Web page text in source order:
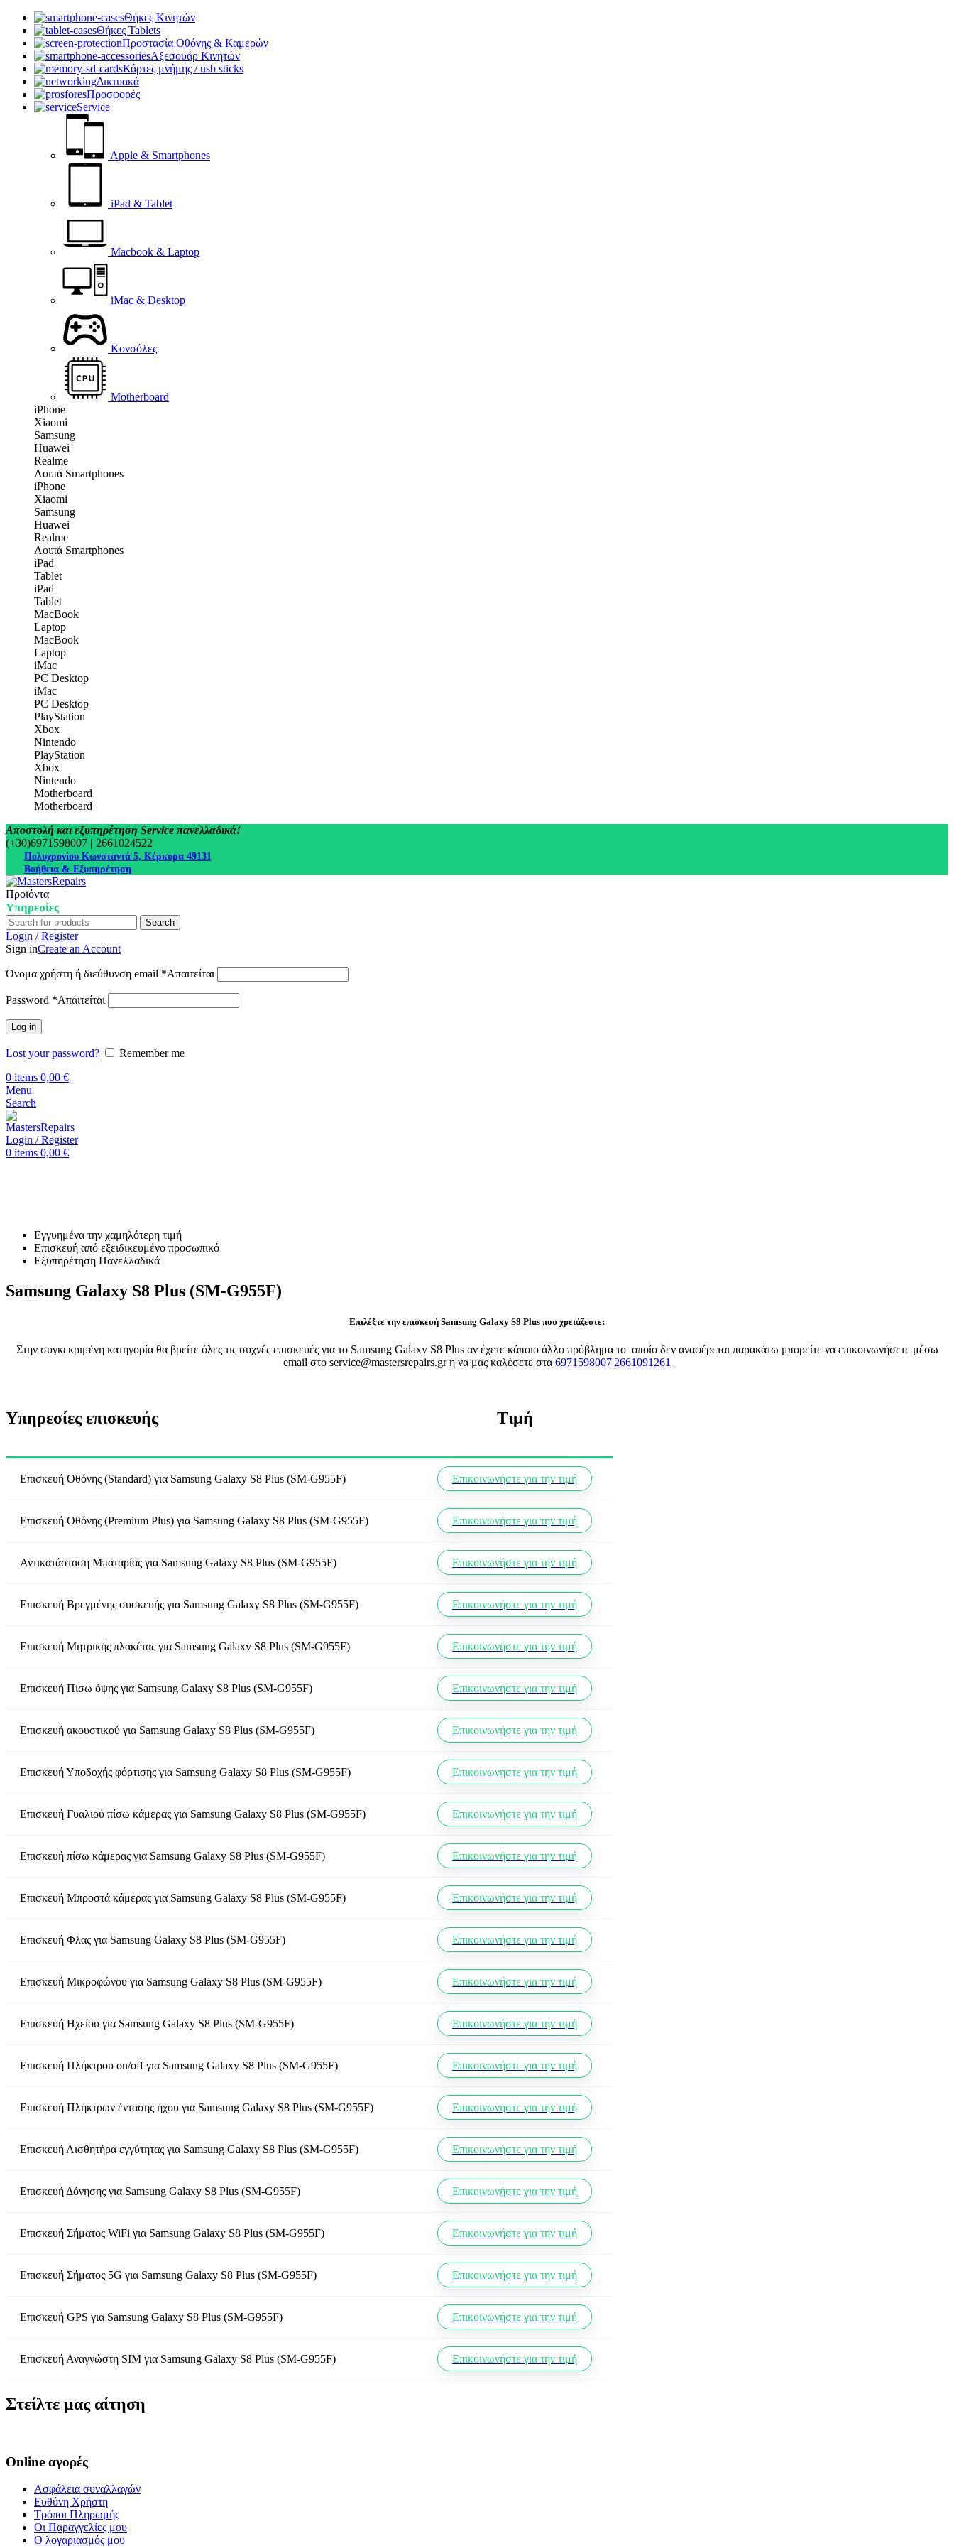
Θήκες Κινητών
Θήκες Tablets
Προστασία Οθόνης & Καμερών
Αξεσουάρ Κινητών
Κάρτες μνήμης / usb sticks
Δικτυακά
Προσφορές
Service
Apple & Smartphones
iPad & Tablet
Macbook & Laptop
iMac & Desktop
Κονσόλες
Motherboard
iPhone
Xiaomi
Samsung
Huawei
Realme
Λοιπά Smartphones
iPhone
Xiaomi
Samsung
Huawei
Realme
Λοιπά Smartphones
iPad
Tablet
iPad
Tablet
MacBook
Laptop
MacBook
Laptop
iMac
PC Desktop
iMac
PC Desktop
PlayStation
Xbox
Nintendo
PlayStation
Xbox
Nintendo
Motherboard
Motherboard
Αποστολή και εξυπηρέτηση Service πανελλαδικά!
(+30)6971598007 | 2661024522
Πολυχρονίου Κωνσταντά 5, Κέρκυρα 49131
Βοήθεια & Εξυπηρέτηση
Προϊόντα
Υπηρεσίες
Search
Login / Register
Sign inCreate an Account
Όνομα χρήστη ή διεύθυνση email *Απαιτείται
Password *Απαιτείται
Log in
Lost your password?
Remember me
0 items 0,00 €
Menu
Search
Login / Register
0 items 0,00 €
Εγγυημένα την χαμηλότερη τιμή
Επισκευή από εξειδικευμένο προσωπικό
Εξυπηρέτηση Πανελλαδικά
Samsung Galaxy S8 Plus (SM-G955F)
Επιλέξτε την επισκευή Samsung Galaxy S8 Plus που χρειάζεστε:
Στην συγκεκριμένη κατηγορία θα βρείτε όλες τις συχνές επισκευές για το Samsung Galaxy S8 Plus αν έχετε κάποιο άλλο πρόβλημα το οποίο δεν αναφέρεται παρακάτω μπορείτε να επικοινωνήσετε μέσω
email στο service@mastersrepairs.gr η να μας καλέσετε στα 6971598007|2661091261
Υπηρεσίες επισκευής Τιμή
Επισκευή Οθόνης (Standard) για Samsung Galaxy S8 Plus (SM-G955F) Επικοινωνήστε για την τιμή
Επισκευή Οθόνης (Premium Plus) για Samsung Galaxy S8 Plus (SM-G955F) Επικοινωνήστε για την τιμή
Αντικατάσταση Μπαταρίας για Samsung Galaxy S8 Plus (SM-G955F) Επικοινωνήστε για την τιμή
Επισκευή Βρεγμένης συσκευής για Samsung Galaxy S8 Plus (SM-G955F) Επικοινωνήστε για την τιμή
Επισκευή Μητρικής πλακέτας για Samsung Galaxy S8 Plus (SM-G955F) Επικοινωνήστε για την τιμή
Επισκευή Πίσω όψης για Samsung Galaxy S8 Plus (SM-G955F) Επικοινωνήστε για την τιμή
Επισκευή ακουστικού για Samsung Galaxy S8 Plus (SM-G955F) Επικοινωνήστε για την τιμή
Επισκευή Υποδοχής φόρτισης για Samsung Galaxy S8 Plus (SM-G955F) Επικοινωνήστε για την τιμή
Επισκευή Γυαλιού πίσω κάμερας για Samsung Galaxy S8 Plus (SM-G955F) Επικοινωνήστε για την τιμή
Επισκευή πίσω κάμερας για Samsung Galaxy S8 Plus (SM-G955F) Επικοινωνήστε για την τιμή
Επισκευή Μπροστά κάμερας για Samsung Galaxy S8 Plus (SM-G955F) Επικοινωνήστε για την τιμή
Επισκευή Φλας για Samsung Galaxy S8 Plus (SM-G955F) Επικοινωνήστε για την τιμή
Επισκευή Μικροφώνου για Samsung Galaxy S8 Plus (SM-G955F) Επικοινωνήστε για την τιμή
Επισκευή Ηχείου για Samsung Galaxy S8 Plus (SM-G955F) Επικοινωνήστε για την τιμή
Επισκευή Πλήκτρου on/offγια Samsung Galaxy S8 Plus (SM-G955F) Επικοινωνήστε για την τιμή
Επισκευή Πλήκτρων έντασης ήχου για Samsung Galaxy S8 Plus (SM-G955F) Επικοινωνήστε για την τιμή
Επισκευή Αισθητήρα εγγύτητας για Samsung Galaxy S8 Plus (SM-G955F) Επικοινωνήστε για την τιμή
Επισκευή Δόνησης για Samsung Galaxy S8 Plus (SM-G955F) Επικοινωνήστε για την τιμή
Επισκευή Σήματος WiFi για Samsung Galaxy S8 Plus (SM-G955F) Επικοινωνήστε για την τιμή
Επισκευή Σήματος 5G για Samsung Galaxy S8 Plus (SM-G955F) Επικοινωνήστε για την τιμή
Επισκευή GPS για Samsung Galaxy S8 Plus (SM-G955F) Επικοινωνήστε για την τιμή
Επισκευή Αναγνώστη SIM για Samsung Galaxy S8 Plus (SM-G955F) Επικοινωνήστε για την τιμή
Στείλτε μας αίτηση
Online αγορές
Ασφάλεια συναλλαγών
Ευθύνη Χρήστη
Τρόποι Πληρωμής
Οι Παραγγελίες μου
Ο λογαριασμός μου